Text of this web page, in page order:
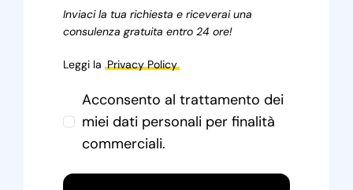
Inviaci la tua richiesta e riceverai una
consulenza gratuita entro 24 ore!
Leggi la Privacy Policy
Acconsento al trattamento dei
miei dati personali per finalità
commerciali.